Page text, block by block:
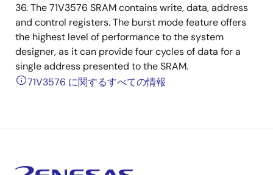
36. The 71V3576 SRAM contains write, data, address
and control registers. The burst mode feature offers
the highest level of performance to the system
designer, as it can provide four cycles of data for a
single address presented to the SRAM.
71V3576 に関するすべての情報